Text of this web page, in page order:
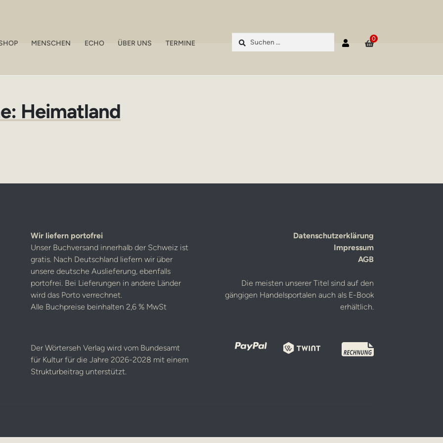
MENSCHEN ECHO ÜBER UNS TERMINE
Suchen
nach:
0
Heimatland
Wir liefern portofrei
Unser Buchversand innerhalb der Schweiz ist
gratis. Nach Deutschland liefern wir über
unsere deutsche Auslieferung, ebenfalls
portofrei. Bei Lieferungen in andere Länder
wird das Porto verrechnet.
Alle Buchpreise beinhalten 2,6 % MwSt
Der Wörterseh Verlag wird vom Bundesamt
für Kultur für die Jahre 2026-2028 mit einem
Strukturbeitrag unterstützt.
Datenschutzerklärung
Impressum
AGB
Die meisten unserer Titel sind auf den
gängigen Handelsportalen auch als E-Book
erhältlich.